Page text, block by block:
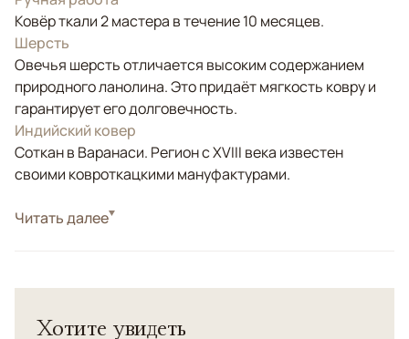
Ковёр ткали 2 мастера в течение 10 месяцев.
Шерсть
Овечья шерсть отличается высоким содержанием
природного ланолина. Это придаёт мягкость ковру и
гарантирует его долговечность.
Индийский ковер
Соткан в Варанаси. Регион с XVIII века известен
своими ковроткацкими мануфактурами.
СтильСовременные
Читать далее
Хотите увидеть